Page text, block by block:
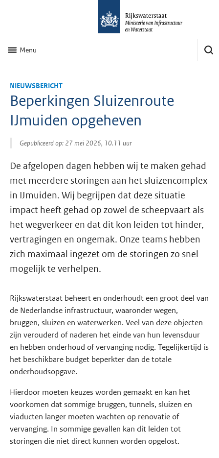
Menu
NIEUWSBERICHT
Beperkingen Sluizenroute
IJmuiden opgeheven
Gepubliceerd op: 27 mei 2026, 10.11 uur
De afgelopen dagen hebben wij te maken gehad
met meerdere storingen aan het sluizencomplex
in IJmuiden. Wij begrijpen dat deze situatie
impact heeft gehad op zowel de scheepvaart als
het wegverkeer en dat dit kon leiden tot hinder,
vertragingen en ongemak. Onze teams hebben
zich maximaal ingezet om de storingen zo snel
mogelijk te verhelpen.
Rijkswaterstaat beheert en onderhoudt een groot deel van
de Nederlandse infrastructuur, waaronder wegen,
bruggen, sluizen en waterwerken. Veel van deze objecten
zijn verouderd of naderen het einde van hun levensduur
en hebben onderhoud of vervanging nodig. Tegelijkertijd is
het beschikbare budget beperkter dan de totale
onderhoudsopgave.
Hierdoor moeten keuzes worden gemaakt en kan het
voorkomen dat sommige bruggen, tunnels, sluizen en
viaducten langer moeten wachten op renovatie of
vervanging. In sommige gevallen kan dit leiden tot
storingen die niet direct kunnen worden opgelost.